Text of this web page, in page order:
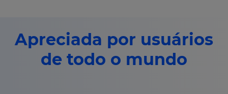
Apreciada por usuários
de todo o mundo